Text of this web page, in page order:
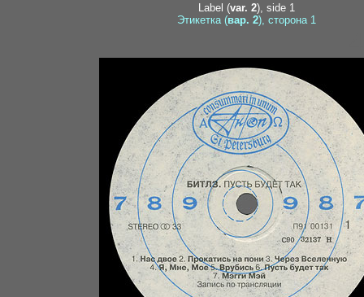
Label (var. 2), side 1
Этикетка (вар. 2), сторона 1